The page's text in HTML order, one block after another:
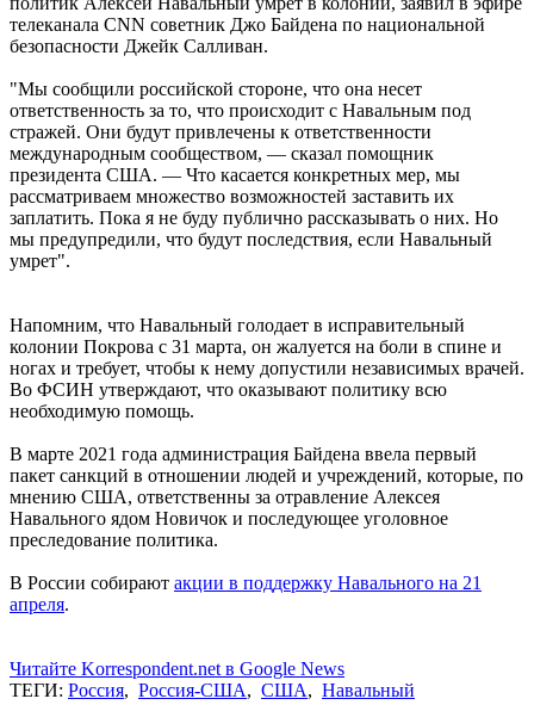
телеканала CNN советник Джо Байдена по национальной
безопасности Джейк Салливан.
"Мы сообщили российской стороне, что она несет
ответственность за то, что происходит с Навальным под
стражей. Они будут привлечены к ответственности
международным сообществом, — сказал помощник
президента США. — Что касается конкретных мер, мы
рассматриваем множество возможностей заставить их
заплатить. Пока я не буду публично рассказывать о них. Но
мы предупредили, что будут последствия, если Навальный
умрет".
Напомним, что Навальный голодает в исправительный
колонии Покрова с 31 марта, он жалуется на боли в спине и
ногах и требует, чтобы к нему допустили независимых врачей.
Во ФСИН утверждают, что оказывают политику всю
необходимую помощь.
В марте 2021 года администрация Байдена ввела первый
пакет санкций в отношении людей и учреждений, которые, по
мнению США, ответственны за отравление Алексея
Навального ядом Новичок и последующее уголовное
преследование политика.
В России собирают акции в поддержку Навального на 21
апреля.
Читайте Korrespondent.net в Google News
ТЕГИ: Россия, Россия-США, США, Навальный